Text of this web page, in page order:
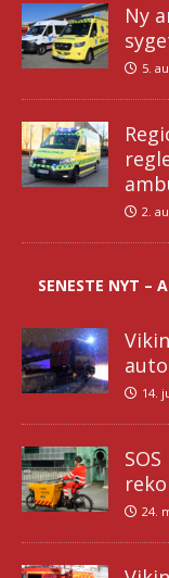
Ny
5.
2.
SENESTE NYT –
14.
24.